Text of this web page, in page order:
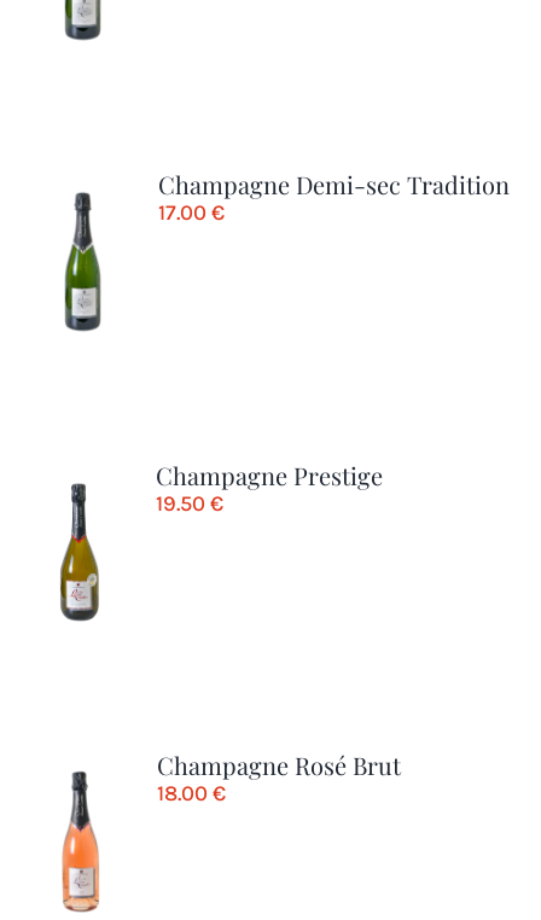
Champagne Demi-sec Tradition
17.00 €
Champagne Prestige
19.50€
Champagne Rosé Brut
18.00€